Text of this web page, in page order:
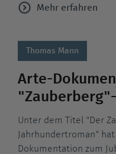
Mehr erfahren
Thomas Mann
Arte-
Unter dem Titel "Der
Jahrhundertroman"
Dokumentation zum